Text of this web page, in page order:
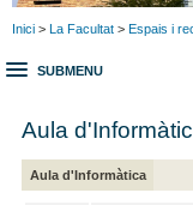
Inici > La Facultat > Espais i
SUBMENU
Aula
Aula d'Informàtica